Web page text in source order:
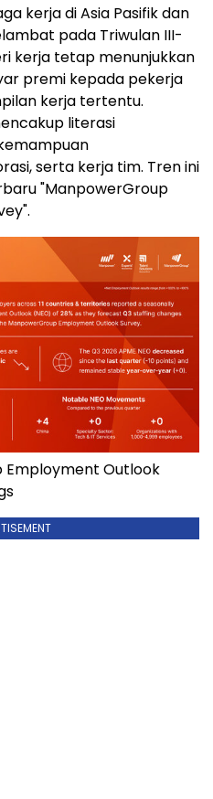
kerja di Asia Pasifik dan
pada Triwulan III-
kerja tetap menunjukkan
premi kepada pekerja
kerja tertentu.
literasi
serta kerja tim. Tren ini
"ManpowerGroup
Employment Outlook